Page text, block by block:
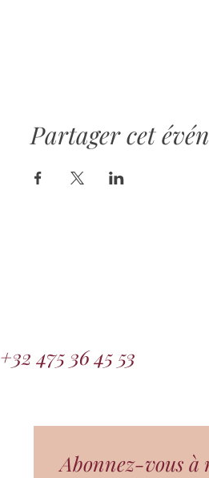
Partager cet
+32 475 36 45 53
Abonnez-vous à